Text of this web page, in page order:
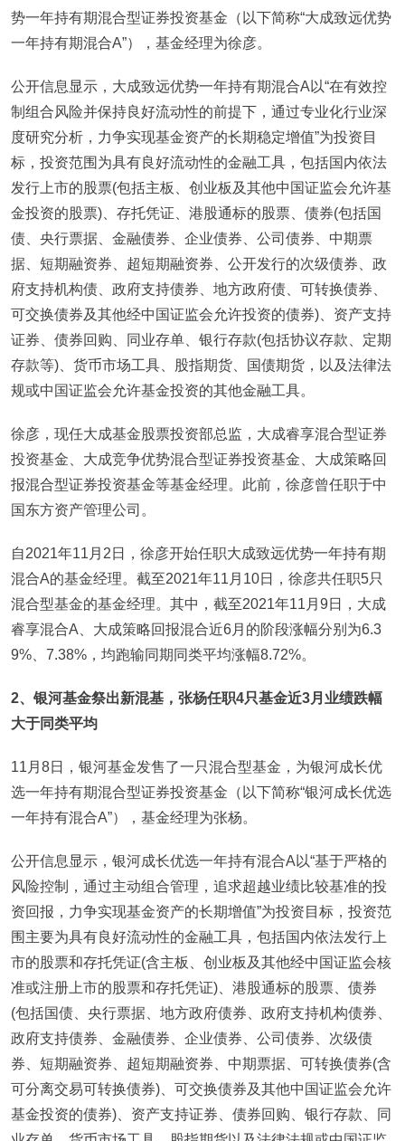
势一年持有期混合型证券投资基金（以下简称“大成致远优势
一年持有期混合A”），基金经理为徐彦。
公开信息显示，大成致远优势一年持有期混合A以“在有效控
制组合风险并保持良好流动性的前提下，通过专业化行业深
度研究分析，力争实现基金资产的长期稳定增值”为投资目
标，投资范围为具有良好流动性的金融工具，包括国内依法
发行上市的股票(包括主板、创业板及其他中国证监会允许基
金投资的股票)、存托凭证、港股通标的股票、债券(包括国
债、央行票据、金融债券、企业债券、公司债券、中期票
据、短期融资券、超短期融资券、公开发行的次级债券、政
府支持机构债、政府支持债券、地方政府债、可转换债券、
可交换债券及其他经中国证监会允许投资的债券)、资产支持
证券、债券回购、同业存单、银行存款(包括协议存款、定期
存款等)、货币市场工具、股指期货、国债期货，以及法律法
规或中国证监会允许基金投资的其他金融工具。
徐彦，现任大成基金股票投资部总监，大成睿享混合型证券
投资基金、大成竞争优势混合型证券投资基金、大成策略回
报混合型证券投资基金等基金经理。此前，徐彦曾任职于中
国东方资产管理公司。
自2021年11月2日，徐彦开始任职大成致远优势一年持有期
混合A的基金经理。截至2021年11月10日，徐彦共任职5只
混合型基金的基金经理。其中，截至2021年11月9日，大成
睿享混合A、大成策略回报混合近6月的阶段涨幅分别为6.3
9%、7.38%，均跑输同期同类平均涨幅8.72%。
2、银河基金祭出新混基，张杨任职4只基金近3月业绩跌幅
大于同类平均
11月8日，银河基金发售了一只混合型基金，为银河成长优
选一年持有期混合型证券投资基金（以下简称“银河成长优选
一年持有混合A”），基金经理为张杨。
公开信息显示，银河成长优选一年持有混合A以“基于严格的
风险控制，通过主动组合管理，追求超越业绩比较基准的投
资回报，力争实现基金资产的长期增值”为投资目标，投资范
围主要为具有良好流动性的金融工具，包括国内依法发行上
市的股票和存托凭证(含主板、创业板及其他经中国证监会核
准或注册上市的股票和存托凭证)、港股通标的股票、债券
(包括国债、央行票据、地方政府债券、政府支持机构债券、
政府支持债券、金融债券、企业债券、公司债券、次级债
券、短期融资券、超短期融资券、中期票据、可转换债券(含
可分离交易可转换债券)、可交换债券及其他中国证监会允许
基金投资的债券)、资产支持证券、债券回购、银行存款、同